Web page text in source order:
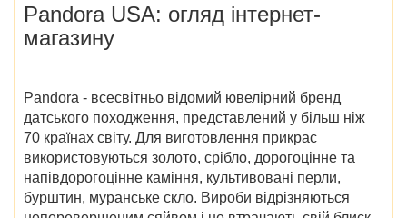
Pandora USA: огляд інтернет-
магазину
Pandora - всесвітньо відомий ювелірний бренд
датського походження, представлений у більш ніж
70 країнах світу. Для виготовлення прикрас
використовуються золото, срібло, дорогоцінне та
напівдорогоцінне каміння, культивовані перли,
бурштин, муранське скло. Вироби відрізняються